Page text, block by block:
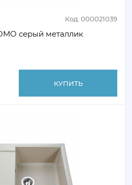
Код: 000021039
серый металлик
КУПИТЬ